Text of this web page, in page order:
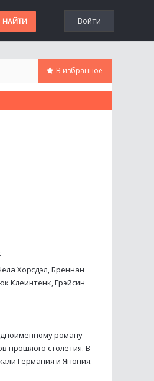
Войти
В избранное
Хорсдэл, Бреннан
Клеинтенк, Грэйсин
роману
прошлого столетия. В
Германия и Япония.